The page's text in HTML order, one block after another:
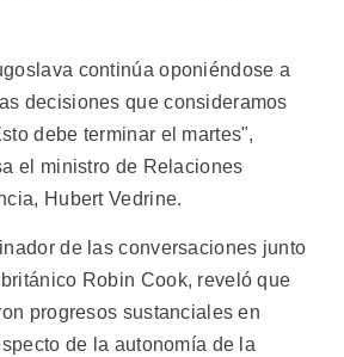
continúa oponiéndose a
decisiones que consideramos
debe terminar el martes",
el ministro de Relaciones
Hubert Vedrine.
de las conversaciones junto
Robin Cook, reveló que
progresos sustanciales en
de la autonomía de la